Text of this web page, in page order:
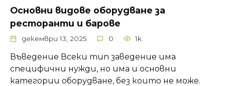
Основни видове оборудване за
ресторанти и барове
декември 13, 2025 0 1k.
Въведение Всеки тип заведение има
специфични нужди, но има и основни
категории оборудване, без които не може.